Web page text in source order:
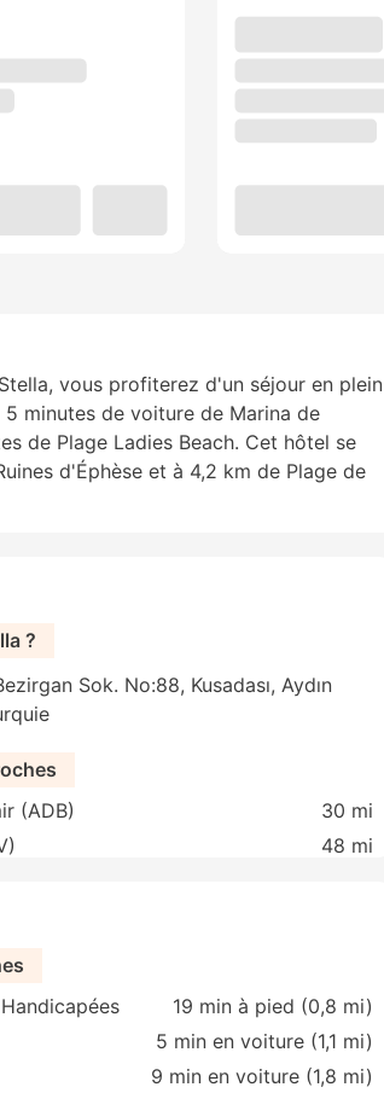
vous profiterez d'un séjour en plein
5 minutes de voiture de Marina de
de Plage Ladies Beach. Cet hôtel se
d'Éphèse et à 4,2 km de Plage de
?
Sok. No:88, Kusadası, Aydın
(ADB)
30 mi
48 mi
19 min à pied (0,8 mi)
5 min en voiture (1,1 mi)
9 min en voiture (1,8 mi)